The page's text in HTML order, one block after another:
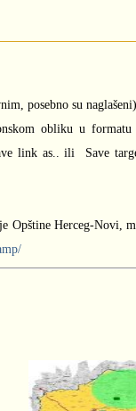
posebno su
obliku u
link as.. ili Save
Opštine Herceg-Novi,